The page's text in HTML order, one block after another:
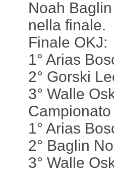
Noah
nella finale.
Finale OKJ:
1° Arias
2° Gorski
3° Walle
Campionato
1° Arias
2° Baglin
3° Walle